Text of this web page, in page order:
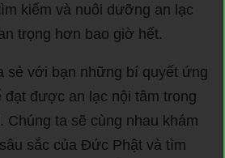
kiếm và nuôi dưỡng an lạc
trọng hơn bao giờ hết.
sẻ với bạn những bí quyết ứng
đạt được an lạc nội tâm trong
Chúng ta sẽ cùng nhau khám
sắc của Đức Phật và tìm